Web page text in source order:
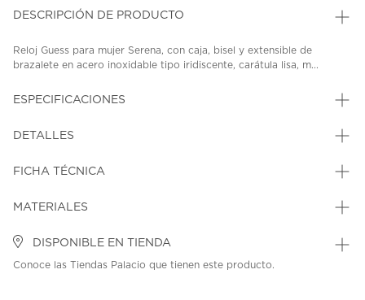
DESCRIPCIÓN DE PRODUCTO
Reloj Guess para mujer Serena, con caja, bisel y extensible de
brazalete en acero inoxidable tipo iridiscente, carátula lisa, m...
ESPECIFICACIONES
DETALLES
FICHA TÉCNICA
MATERIALES
DISPONIBLE EN TIENDA
Conoce las Tiendas Palacio que tienen este producto.